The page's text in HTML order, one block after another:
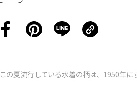
この夏流行している水着の柄は、1950年